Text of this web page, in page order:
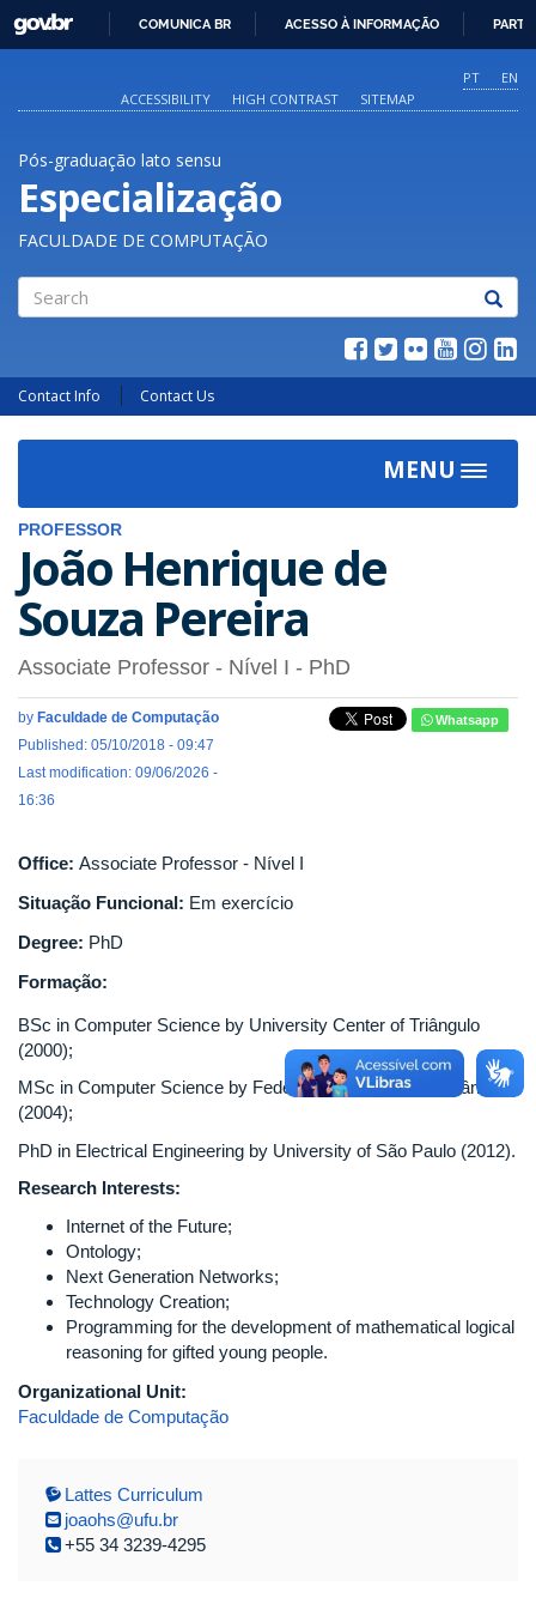
O
CONTEÚDO
GOVBR
COMUNICA BR ACESSO À INFORMAÇÃO
PT
EN
ACCESSIBILITY
HIGH CONTRAST SITEMAP
Pós-graduação lato sensu
Especialização
FACULDADE DE COMPUTAÇÃO
Contact Info Contact Us
MENU
Toggle
PROFESSOR
João Henrique de
Souza Pereira
Associate Professor - Nível I - PhD
by Faculdade de Computação
Published: 05/10/2018 - 09:47
Last modification: 09/06/2026 -
16:36
Whatsapp
Office: Associate Professor - Nível I
Situação Funcional: Em exercício
Degree: PhD
Formação:
BSc in Computer Science by University Center of Triângulo
(2000);
MSc in Computer Science by Federal University of Uberlândia
(2004);
PhD in Electrical Engineering by University of São Paulo (2012).
Research Interests:
Internet of the Future;
Ontology;
Next Generation Networks;
Technology Creation;
Programming for the development of mathematical logical
reasoning for gifted young people.
Organizational Unit:
Faculdade de Computação
Lattes Curriculum
joaohs@ufu.br
+55 34 3239-4295